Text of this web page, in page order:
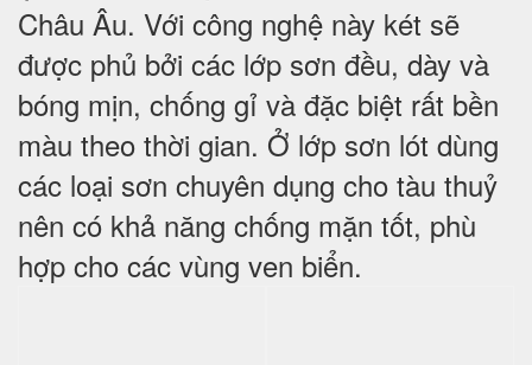
Châu Âu. Với công nghệ này két sẽ
được phủ bởi các lớp sơn đều, dày và
bóng mịn, chống gỉ và đặc biệt rất bền
màu theo thời gian. Ở lớp sơn lót dùng
các loại sơn chuyên dụng cho tàu thuỷ
nên có khả năng chống mặn tốt, phù
hợp cho các vùng ven biển.